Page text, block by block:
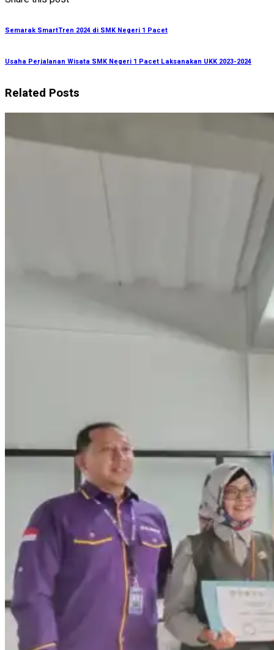
Semarak SmartTren 2024 di SMK Negeri 1 Pacet
Usaha Perjalanan Wisata SMK Negeri 1 Pacet Laksanakan UKK 2023-2024
Related Posts